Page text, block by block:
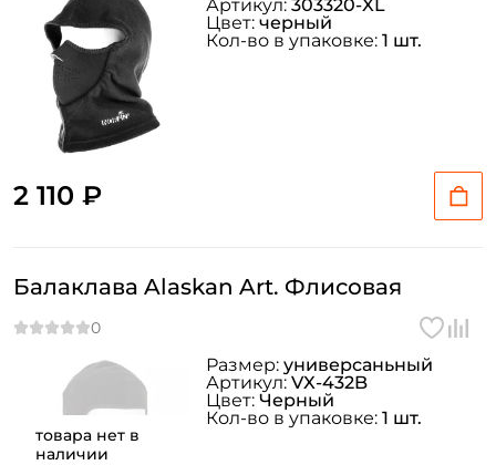
2 110 ₽
Артикул: 303320-XL
Цвет: черный
Кол-во в упаковке: 1 шт.
товара нет в
наличии
Балаклава Alaskan Art. Флисовая
Размер: универсаньный
Артикул: VX-432B
Цвет: Черный
Кол-во в упаковке: 1 шт.
Создать аккаунт
ФИО: *
Email: *
Номер телефона: *